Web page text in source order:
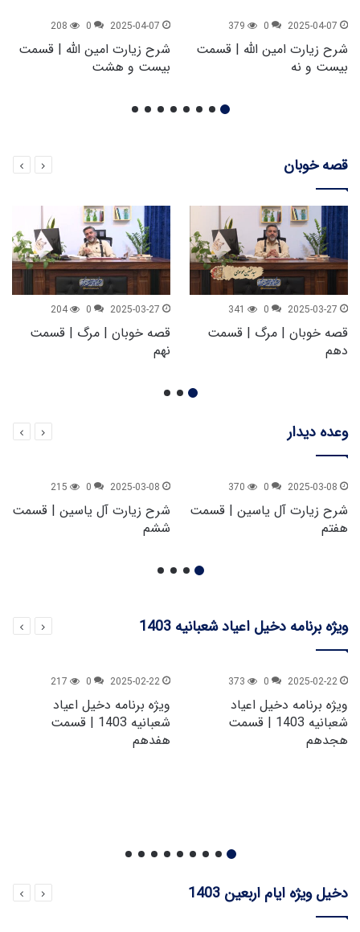
2025-04-07
0
379
شرح زیارت امین الله | قسمت
بیست و نه
2025-04-07
0
208
شرح زیارت امین الله | قسمت
بیست و هشت
قصه خوبان
2025-03-27
0
341
قصه خوبان | مرگ | قسمت
دهم
2025-03-27
0
204
قصه خوبان | مرگ | قسمت
نهم
وعده دیدار
2025-03-08
0
370
شرح زیارت آل یاسین | قسمت
هفتم
2025-03-08
0
215
شرح زیارت آل یاسین | قسمت
ششم
ویژه برنامه دخیل اعیاد شعبانیه 1403
2025-02-22
0
373
ویژه برنامه دخیل اعیاد
شعبانیه 1403 | قسمت
هجدهم
2025-02-22
0
217
ویژه برنامه دخیل اعیاد
شعبانیه 1403 | قسمت
هفدهم
دخیل ویژه ایام اربعین 1403